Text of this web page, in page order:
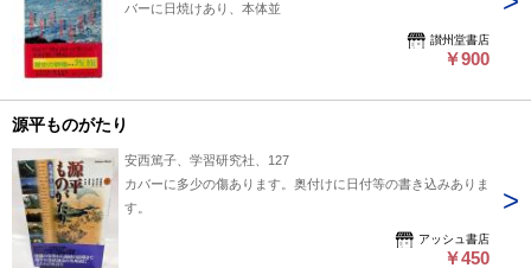
バーに日焼けあり、本体並
讃州堂書店
￥900
源平ものがたり
安西篤子、学習研究社、127
カバーに多少の傷あります。奥付けに日付等の書き込みありま
す。
アッシュ書店
￥450